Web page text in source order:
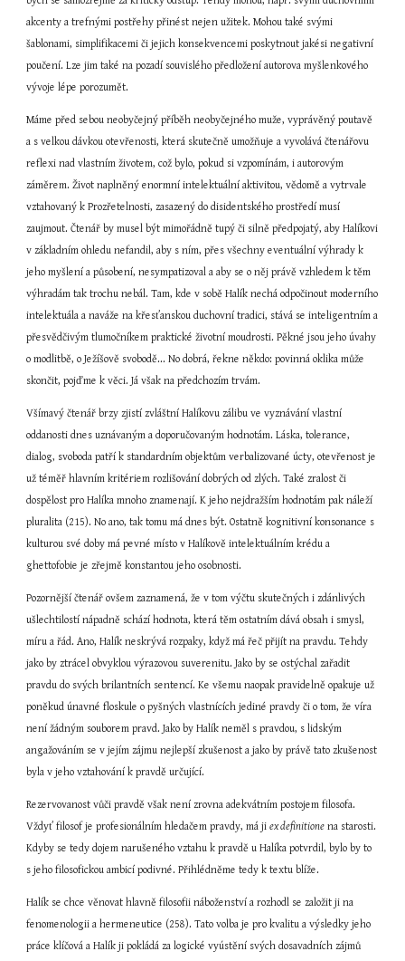
akcenty a trefnými postřehy přinést nejen užitek. Mohou také svými
šablonami, simplifikacemi či jejich konsekvencemi poskytnout jakési negativní
poučení. Lze jim také na pozadí souvislého předložení autorova myšlenkového
vývoje lépe porozumět.
Máme před sebou neobyčejný příběh neobyčejného muže, vyprávěný poutavě
a s velkou dávkou otevřenosti, která skutečně umožňuje a vyvolává čtenářovu
reflexi nad vlastním životem, což bylo, pokud si vzpomínám, i autorovým
záměrem. Život naplněný enormní intelektuální aktivitou, vědomě a vytrvale
vztahovaný k Prozřetelnosti, zasazený do disidentského prostředí musí
zaujmout. Čtenář by musel být mimořádně tupý či silně předpojatý, aby Halíkovi
v základním ohledu nefandil, aby s ním, přes všechny eventuální výhrady k
jeho myšlení a působení, nesympatizoval a aby se o něj právě vzhledem k těm
výhradám tak trochu nebál. Tam, kde v sobě Halík nechá odpočinout moderního
intelektuála a naváže na křesťanskou duchovní tradici, stává se inteligentním a
přesvědčivým tlumočníkem praktické životní moudrosti. Pěkné jsou jeho úvahy
o modlitbě, o Ježíšově svobodě... No dobrá, řekne někdo: povinná oklika může
skončit, pojďme k věci. Já však na předchozím trvám.
Všímavý čtenář brzy zjistí zvláštní Halíkovu zálibu ve vyznávání vlastní
oddanosti dnes uznávaným a doporučovaným hodnotám. Láska, tolerance,
dialog, svoboda patří k standardním objektům verbalizované úcty, otevřenost je
už téměř hlavním kritériem rozlišování dobrých od zlých. Také zralost či
dospělost pro Halíka mnoho znamenají. K jeho nejdražším hodnotám pak náleží
pluralita (215). No ano, tak tomu má dnes být. Ostatně kognitivní konsonance s
kulturou své doby má pevné místo v Halíkově intelektuálním krédu a
ghettofobie je zřejmě konstantou jeho osobnosti.
Pozornější čtenář ovšem zaznamená, že v tom výčtu skutečných i zdánlivých
ušlechtilostí nápadně schází hodnota, která těm ostatním dává obsah i smysl,
míru a řád. Ano, Halík neskrývá rozpaky, když má řeč přijít na pravdu. Tehdy
jako by ztrácel obvyklou výrazovou suverenitu. Jako by se ostýchal zařadit
pravdu do svých brilantních sentencí. Ke všemu naopak pravidelně opakuje už
poněkud únavné floskule o pyšných vlastnících jediné pravdy či o tom, že víra
není žádným souborem pravd. Jako by Halík neměl s pravdou, s lidským
angažováním se v jejím zájmu nejlepší zkušenost a jako by právě tato zkušenost
byla v jeho vztahování k pravdě určující.
Rezervovanost vůči pravdě však není zrovna adekvátním postojem filosofa.
Vždyť filosof je profesionálním hledačem pravdy, má ji ex definitione na starosti.
Kdyby se tedy dojem narušeného vztahu k pravdě u Halíka potvrdil, bylo by to
s jeho filosofickou ambicí podivné. Přihlédněme tedy k textu blíže.
Halík se chce věnovat hlavně filosofii náboženství a rozhodl se založit ji na
fenomenologii a hermeneutice (258). Tato volba je pro kvalitu a výsledky jeho
práce klíčová a Halík ji pokládá za logické vyústění svých dosavadních zájmů